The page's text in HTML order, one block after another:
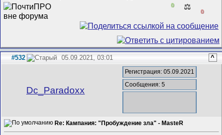
0 ⚖️
0
#532 05.09.2021, 03:01 ^
Dc_Paradoxx
Регистрация: 05.09.2021
Сообщения: 5
Re: Кампания: "Пробуждение зла" - MasteR